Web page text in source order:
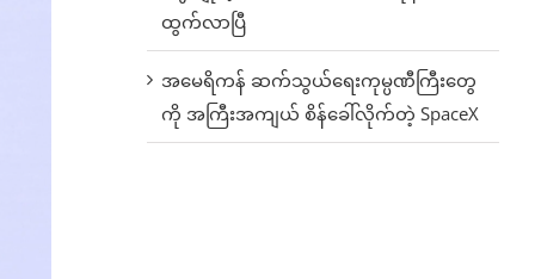
ထွက်လာပြီ
အမေရိကန် ဆက်သွယ်ရေးကုမ္ပဏီကြီးတွေ
ကို အကြီးအကျယ် စိန်ခေါ်လိုက်တဲ့ SpaceX